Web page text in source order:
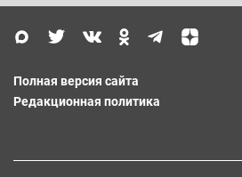
Полная версия сайта
Редакционная политика